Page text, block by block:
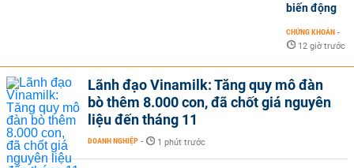
biến động
CHỨNG KHOÁN -
12 giờ trước
Lãnh đạo Vinamilk: Tăng quy mô đàn
bò thêm 8.000 con, đã chốt giá nguyên
liệu đến tháng 11
DOANH NGHIỆP - 1 phút trước